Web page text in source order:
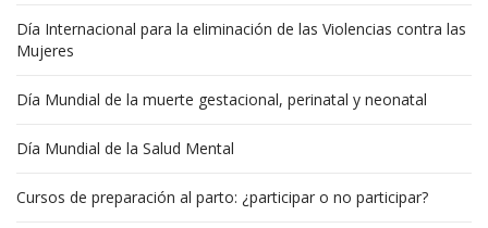
Día Internacional para la eliminación de las Violencias contra las
Mujeres
Día Mundial de la muerte gestacional, perinatal y neonatal
Día Mundial de la Salud Mental
Cursos de preparación al parto: ¿participar o no participar?